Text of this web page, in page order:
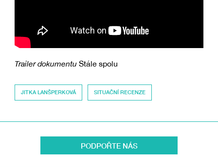
Trailer dokumentu Stále spolu
JITKA LANŠPERKOVÁ SITUAČNÍ RECENZE
PODPOŘTE NÁS